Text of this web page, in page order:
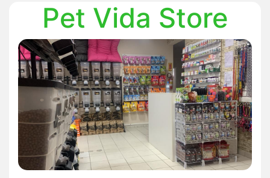
Pet Vida Store